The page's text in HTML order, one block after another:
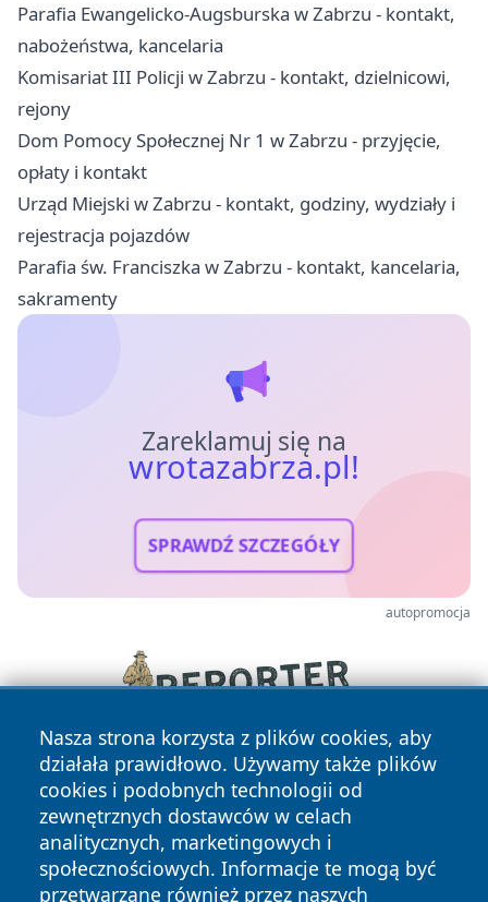
Parafia Ewangelicko-Augsburska w Zabrzu - kontakt,
nabożeństwa, kancelaria
Komisariat III Policji w Zabrzu - kontakt, dzielnicowi,
rejony
Dom Pomocy Społecznej Nr 1 w Zabrzu - przyjęcie,
opłaty i kontakt
Urząd Miejski w Zabrzu - kontakt, godziny, wydziały i
rejestracja pojazdów
Parafia św. Franciszka w Zabrzu - kontakt, kancelaria,
sakramenty
Zareklamuj się na
wrotazabrza.pl!
SPRAWDŹ SZCZEGÓŁY
autopromocja
Nasza strona korzysta z plików cookies, aby
działała prawidłowo. Używamy także plików
cookies i podobnych technologii od
zewnętrznych dostawców w celach
analitycznych, marketingowych i
społecznościowych. Informacje te mogą być
przetwarzane również przez naszych